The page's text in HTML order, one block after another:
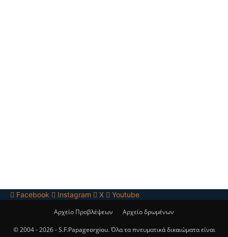
Facebook Instagram X
Youtube
Αρχείο Προβλέψεων
Αρχείο δρωμένων
© 2004 - 2026 - S.F.Papageorgiou. Όλα τα πνευματικά δικαιώματα είναι